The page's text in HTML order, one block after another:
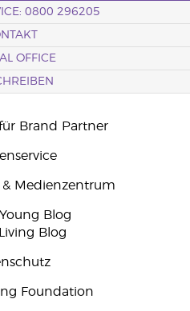
0800 296205
OFFICE
Brand Partner
Medienzentrum
Blog
Blog
Foundation